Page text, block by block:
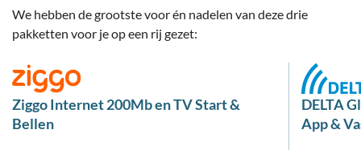
We hebben de grootste voor én nadelen van deze drie
pakketten voor je op een rij gezet:
Ziggo Internet 200Mb en TV Start &
Bellen
DELTA
App &